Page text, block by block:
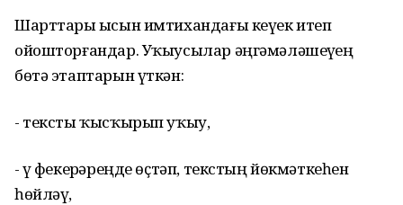
Шарттарҙы ысын имтихандағы кеүек итеп
ойошторғандар. Уҡыусылар әңгәмәләшеүҙең
бөтә этаптарын үткән:
- тексты ҡысҡырып уҡыу,
- үҙ фекерҙәреңде өҫтәп, текстың йөкмәткеһен
һөйләү,